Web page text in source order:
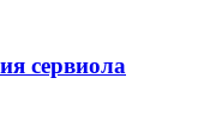
сервиола